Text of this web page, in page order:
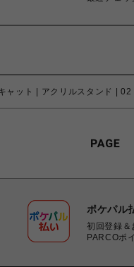
ャット | アクリルスタンド | 02
ポケパル
初回登録
PARCOポ